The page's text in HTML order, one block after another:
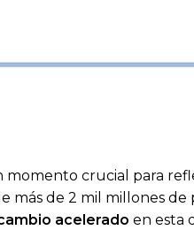
momento crucial para
más de 2 mil millones
acelerado en esta